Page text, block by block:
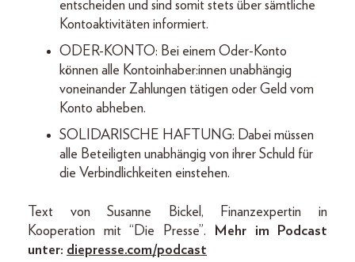
entscheiden und sind somit stets über sämtliche
Kontoaktivitäten informiert.
ODER-KONTO: Bei einem Oder-Konto
können alle Kontoinhaber:innen unabhängig
voneinander Zahlungen tätigen oder Geld vom
Konto abheben.
SOLIDARISCHE HAFTUNG: Dabei müssen
alle Beteiligten unabhängig von ihrer Schuld für
die Verbindlichkeiten einstehen.
Text von Susanne Bickel, Finanzexpertin in
Kooperation mit “Die Presse”.
Mehr im Podcast
unter: diepresse.com/podcast